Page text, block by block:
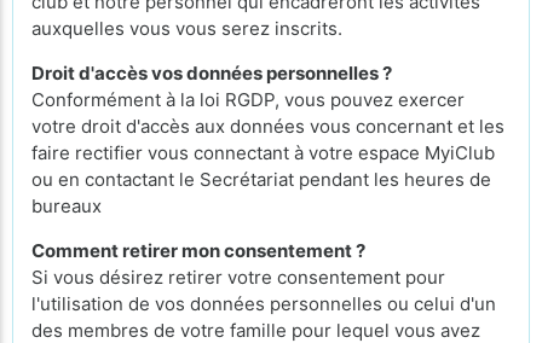
auxquelles vous vous serez inscrits.
Droit d'accès vos données personnelles ?
Conformément à la loi RGDP, vous pouvez exercer
votre droit d'accès aux données vous concernant et les
faire rectifier vous connectant à votre espace MyiClub
ou en contactant le Secrétariat pendant les heures de
bureaux
Comment retirer mon consentement ?
Si vous désirez retirer votre consentement pour
l'utilisation de vos données personnelles ou celui d'un
des membres de votre famille pour lequel vous avez